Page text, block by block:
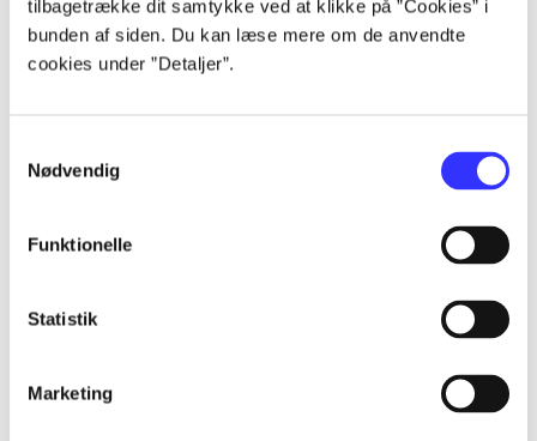
tilbagetrække dit samtykke ved at klikke på ”Cookies” i
bunden af siden. Du kan læse mere om de anvendte
cookies under ”Detaljer”.
Nødvendig
Funktionelle
Statistik
Marketing